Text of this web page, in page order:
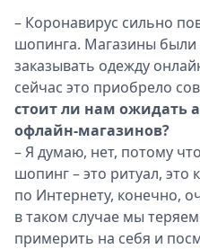
– Коронавирус сильно
шопинга. Магазины были
заказывать одежду
сейчас это приобрело
стоит ли нам ожидать
офлайн-магазинов?
– Я думаю, нет, потому
шопинг – это ритуал, это
по Интернету, конечно,
в таком случае мы
примерить на себя и